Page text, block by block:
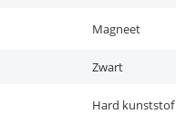
Magneet
Zwart
Hard kunststof